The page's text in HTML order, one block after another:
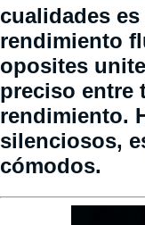
cualidades
rendimiento
oposites
preciso entre
rendimiento.
silenciosos,
cómodos.